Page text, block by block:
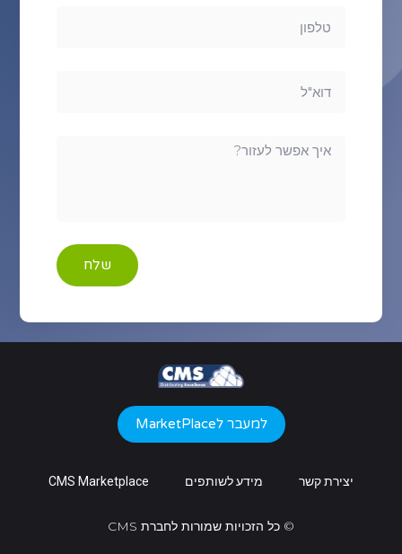
שלח
למעבר לMarketPlace
יצירת קשר מידע לשותפים CMS Marketplace
© כל הזכויות שמורות לחברת CMS